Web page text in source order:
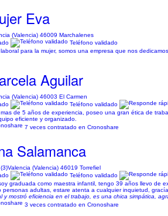
Eva
(Valencia) 46009 Marchalenes
Teléfono validado
para la mujer, somos una empresa que nos
Aguilar
(Valencia) 46003 El Carmen
Teléfono validado
de 5 años de experiencia, poseo una gran ética de
eficiente y organizado.
7 veces contratado en Cronoshare
Salamanca
Valencia (Valencia) 46019 Torrefiel
Teléfono validado
graduada como maestra infantil, tengo 39 años llevo
personas adultas, estare atenta a cualquier inquietud,
y mostró eficiencia en el trabajo, es una chica simpática,
3 veces contratado en Cronoshare